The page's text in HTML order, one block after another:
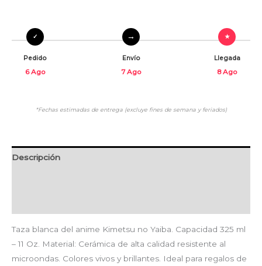
Pedido
6 Ago
Envío
7 Ago
Llegada
8 Ago
*Fechas estimadas de entrega (excluye fines de semana y feriados)
Descripción
Taza blanca del anime Kimetsu no Yaiba. Capacidad 325 ml
– 11 Oz. Material: Cerámica de alta calidad resistente al
microondas. Colores vivos y brillantes. Ideal para regalos de